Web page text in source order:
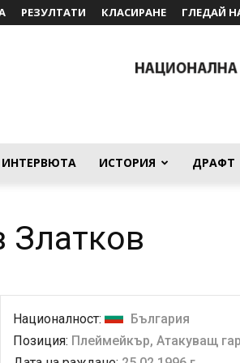
РЕЗУЛТАТИ КЛАСИРАНЕ ГЛЕДАЙ
ИНТЕРВЮТА ИСТОРИЯ ДРАФТ
Националност:
България
Позиция: Плеймейкър, Атакуващ